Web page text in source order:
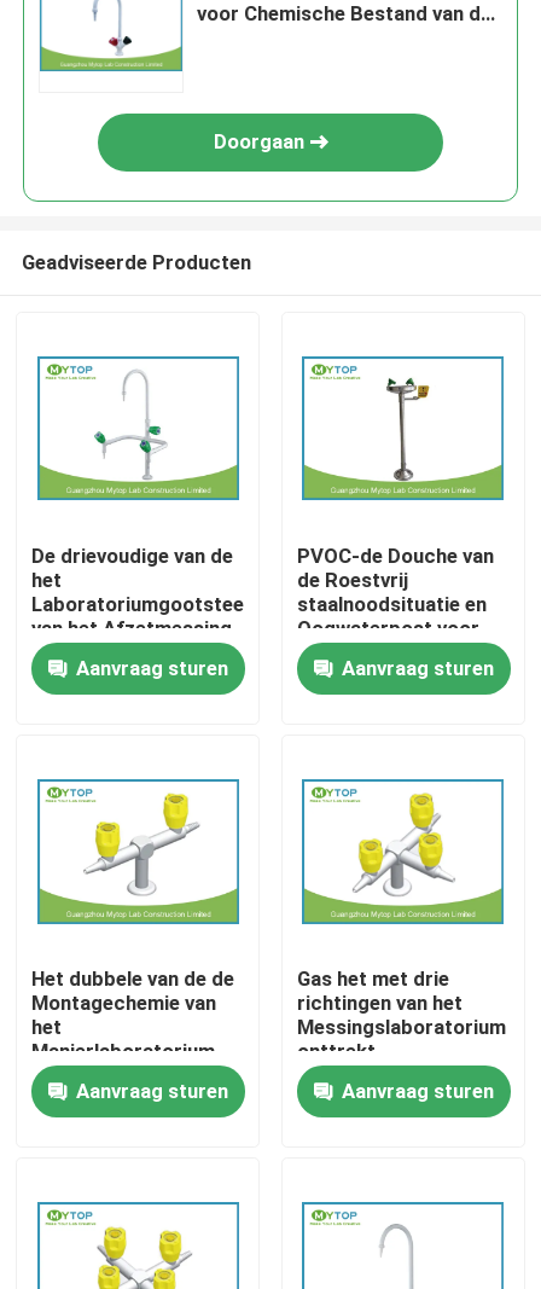
Huis
Producten
Fabrieksreis
Kwaliteitscontrole
Modern Laboratoriummeubilair
Universitair Laboratoriummeubilair
Het Meubilair van het het ziekenhuislaboratorium
Het Meubilair van het wetenschapslaboratorium
Het Meubilair van het metaallaboratorium
voor Chemische Bestand van de
Doorgaan
Geadviseerde Producten
De drievoudige van de
het
Laboratoriumgootsteen
van het Afzetmessing
Montage van het de
Tapkranenlaboratorium
voor
Aanvraag sturen
PVOC-de Douche van
de Roestvrij
staalnoodsituatie en
Oogwaterpost voor
Chemische Industrie
Aanvraag sturen
Het dubbele van de de
Montagechemie van
het
Manierlaboratorium
het Laboratoriumgas
onttrekt het Materiaal
van het Klepmessing
Aanvraag sturen
Gas het met drie
richtingen van het
Messingslaboratorium
onttrekt
Laboratoriummontage
voor Chemische
Laboratoriumbank
Aanvraag sturen